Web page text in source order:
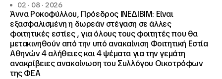
02 · 08 · 2026
Άννα Ροκοφύλλου, Πρόεδρος ΙΝΕΔΙΒΙΜ: Είναι
εξασφαλισμένη η δωρεάν στέγαση σε άλλες
φοιτητικές εστίες , για όλους τους φοιτητές που θα
μετακινηθούν από την υπό ανακαίνιση Φοιτητική Εστία
Αθηνών 4 αλήθειες και 4 ψέματα για την γεμάτη
ανακρίβειες ανακοίνωση του Συλλόγου Οικοτρόφων
της ΦΕΑ